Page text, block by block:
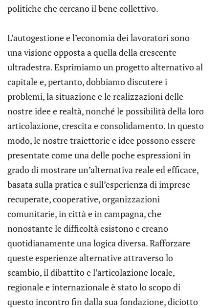
politiche che cercano il bene collettivo.
L’autogestione e l’economia dei lavoratori sono
una visione opposta a quella della crescente
ultradestra. Esprimiamo un progetto alternativo al
capitale e, pertanto, dobbiamo discutere i
problemi, la situazione e le realizzazioni delle
nostre idee e realtà, nonché le possibilità della loro
articolazione, crescita e consolidamento. In questo
modo, le nostre traiettorie e idee possono essere
presentate come una delle poche espressioni in
grado di mostrare un’alternativa reale ed efficace,
basata sulla pratica e sull’esperienza di imprese
recuperate, cooperative, organizzazioni
comunitarie, in città e in campagna, che
nonostante le difficoltà esistono e creano
quotidianamente una logica diversa. Rafforzare
queste esperienze alternative attraverso lo
scambio, il dibattito e l’articolazione locale,
regionale e internazionale è stato lo scopo di
questo incontro fin dalla sua fondazione, diciotto